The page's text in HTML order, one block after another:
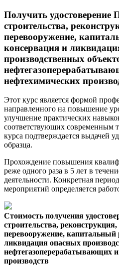
Получить удостоверение
строительства,
перевооружение,
консервация и
производственных
нефтехимических
Этот курс является формой
направленного на повышение
улучшение практических
соответствующих современным
курса подтверждается выдачей
образца.
Прохождение повышения
реже одного раза в 5 лет в
деятельности. Конкретная
мероприятий определяется
Стоимость получения
строительства, реконструкция,
перевооружение, капитальный
ликвидация опасных
нефтегазоперерабатывающих
производств